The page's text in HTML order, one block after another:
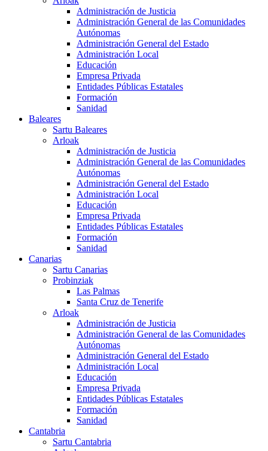
Administración de Justicia
Administración General de las Comunidades
Autónomas
Administración General del Estado
Administración Local
Educación
Empresa Privada
Entidades Públicas Estatales
Formación
Sanidad
Baleares
Sartu Baleares
Arloak
Administración de Justicia
Administración General de las Comunidades
Autónomas
Administración General del Estado
Administración Local
Educación
Empresa Privada
Entidades Públicas Estatales
Formación
Sanidad
Canarias
Sartu Canarias
Probinziak
Las Palmas
Santa Cruz de Tenerife
Arloak
Administración de Justicia
Administración General de las Comunidades
Autónomas
Administración General del Estado
Administración Local
Educación
Empresa Privada
Entidades Públicas Estatales
Formación
Sanidad
Cantabria
Sartu Cantabria